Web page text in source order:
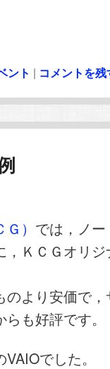
ント | コメントを残
） では，ノ
，ＫＣＧオリ
より安価で
も好評です。
でした。